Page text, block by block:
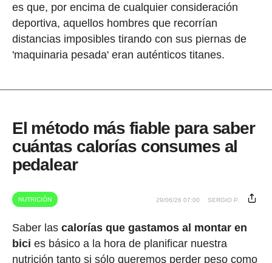
es que, por encima de cualquier consideración
deportiva, aquellos hombres que recorrían
distancias imposibles tirando con sus piernas de
'maquinaria pesada' eran auténticos titanes.
El método más fiable para saber
cuántas calorías consumes al
pedalear
NUTRICIÓN 29/06/26 07:00 SERGIO P.
Saber las calorías que gastamos al montar en
bici es básico a la hora de planificar nuestra
nutrición tanto si sólo queremos perder peso como